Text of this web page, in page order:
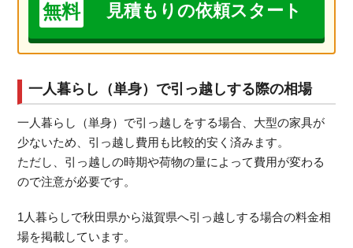
無料 見積もりの依頼スタート
一人暮らし（単身）で引っ越しする際の相場
一人暮らし（単身）で引っ越しをする場合、大型の家具が
少ないため、引っ越し費用も比較的安く済みます。
ただし、引っ越しの時期や荷物の量によって費用が変わる
ので注意が必要です。
1人暮らしで秋田県から滋賀県へ引っ越しする場合の料金相
場を掲載しています。